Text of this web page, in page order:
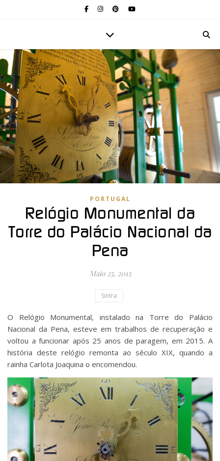
PORTUGAL
Relógio Monumental da
Torre do Palácio Nacional da
Pena
Maio 25, 2015
Sintra
O Relógio Monumental, instalado na Torre do Palácio
Nacional da Pena, esteve em trabalhos de recuperação e
voltou a funcionar após 25 anos de paragem, em 2015. A
história deste relógio remonta ao século XIX, quando a
rainha Carlota Joaquina o encomendou.